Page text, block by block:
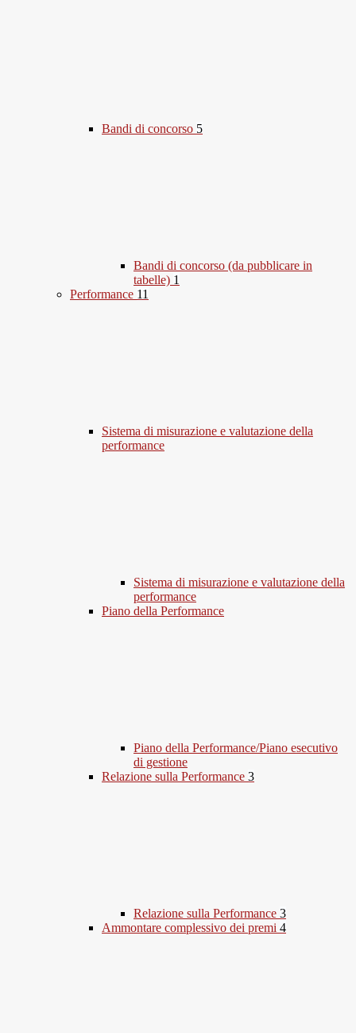
Bandi di concorso 5
Bandi di concorso (da pubblicare in
tabelle) 1
Performance 11
Sistema di misurazione e valutazione della
performance
Sistema di misurazione e valutazione della
performance
Piano della Performance
Piano della Performance/Piano esecutivo
di gestione
Relazione sulla Performance 3
Relazione sulla Performance 3
Ammontare complessivo dei premi 4